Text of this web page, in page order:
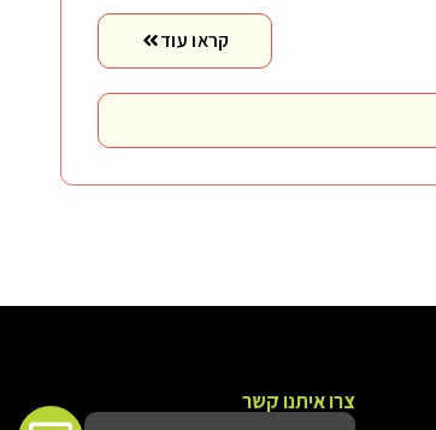
קראו עוד
צרו איתנו קשר